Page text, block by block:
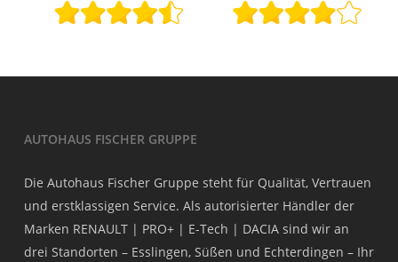
AUTOHAUS FISCHER GRUPPE
Die Autohaus Fischer Gruppe steht für Qualität, Vertrauen
und erstklassigen Service. Als autorisierter Händler der
Marken RENAULT | PRO+ | E-Tech | DACIA sind wir an
drei Standorten – Esslingen, Süßen und Echterdingen – Ihr